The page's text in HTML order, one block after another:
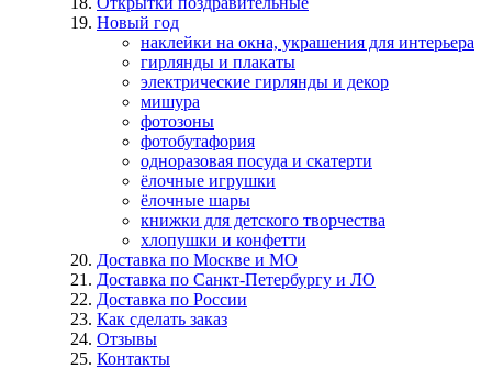
Новый год
наклейки на окна, украшения для интерьера
гирлянды и плакаты
электрические гирлянды и декор
мишура
фотозоны
фотобутафория
одноразовая посуда и скатерти
ёлочные игрушки
ёлочные шары
книжки для детского творчества
хлопушки и конфетти
Доставка по Москве и МО
Доставка по Санкт-Петербургу и ЛО
Доставка по России
Как сделать заказ
Отзывы
Контакты